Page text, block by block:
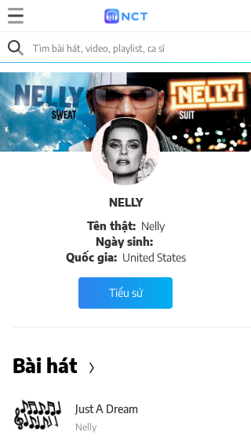
NELLY
Tên thật: Nelly
Ngày sinh:
Quốc gia: United States
Tiểu sử
Bài hát
Just A Dream
Nelly